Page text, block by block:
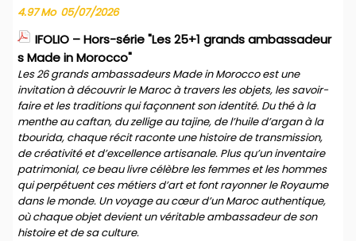
4.97 Mo 05/07/2026
IFOLIO – Hors-série "Les 25+1 grands ambassadeur
s Made in Morocco"
Les 26 grands ambassadeurs Made in Morocco est une
invitation à découvrir le Maroc à travers les objets, les savoir-
faire et les traditions qui façonnent son identité. Du thé à la
menthe au caftan, du zellige au tajine, de l’huile d’argan à la
tbourida, chaque récit raconte une histoire de transmission,
de créativité et d’excellence artisanale. Plus qu’un inventaire
patrimonial, ce beau livre célèbre les femmes et les hommes
qui perpétuent ces métiers d’art et font rayonner le Royaume
dans le monde. Un voyage au cœur d’un Maroc authentique,
où chaque objet devient un véritable ambassadeur de son
histoire et de sa culture.